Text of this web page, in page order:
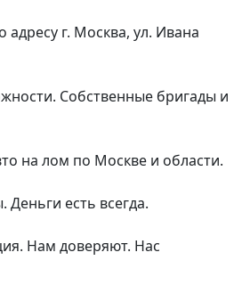
г. Москва, ул. Ивана
Собственные бригады и
на лом по Москве и области.
есть всегда.
Нам доверяют. Нас